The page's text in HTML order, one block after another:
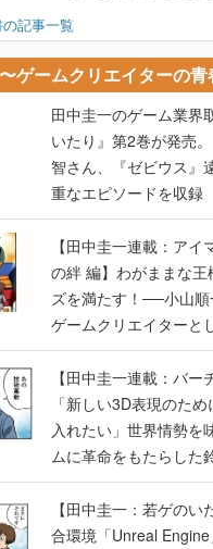
ビュー】
の記事一覧
ゲームクリエイターの青
田中圭一のゲーム業界
いたり』第2巻が発売
智さん、『ゼビウス』
重なエピソードを収録
【田中圭一連載：アイマ
の絆 編】わがままな
ズを満たす！──小山順
ゲームクリエイターと
【若ゲのいたり最終回
【田中圭一連載：バー
「新しい3D表現のた
入れたい」世界情勢を
ムに革命をもたらした
のいたり】
【田中圭一：若ゲの
合環境「Unreal